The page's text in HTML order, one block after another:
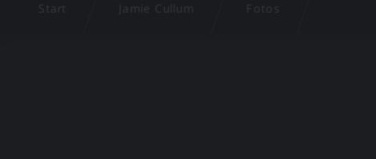
Start Jamie Cullum Fotos